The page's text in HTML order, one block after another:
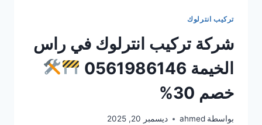
تركيب انترلوك
شركة تركيب انترلوك في راس
الخيمة 0561986146
خصم 30%
بواسطة ahmed ديسمبر 20, 2025